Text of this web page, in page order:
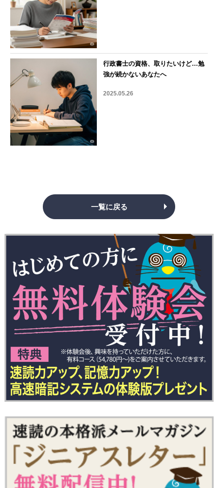
行政書士の資格、取りたいけど…勉
強が続かないあなたへ
2025.05.26
一覧に戻る